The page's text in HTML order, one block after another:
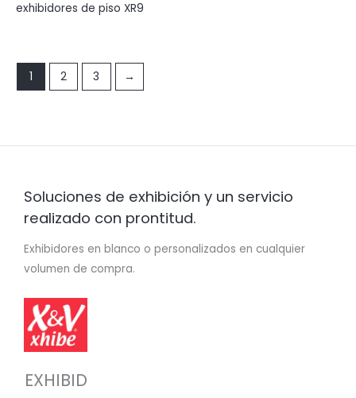
exhibidores de piso XR9
1 2 3 →
Soluciones de exhibición y un servicio
realizado con prontitud.
Exhibidores en blanco o personalizados en cualquier
volumen de compra.
EXHIBID